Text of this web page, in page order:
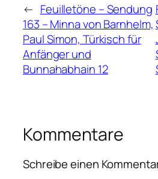
← Feuilletöne – Sendung
163 – Minna von Barnhelm,
Paul Simon, Türkisch für
Anfänger und
Bunnahabhain 12
Kommentare
Schreibe einen